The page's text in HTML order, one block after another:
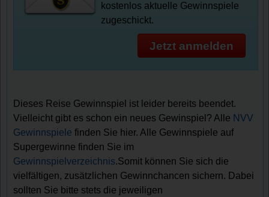
kostenlos aktuelle Gewinnspiele
zugeschickt.
Jetzt anmelden
Dieses Reise Gewinnspiel ist leider bereits beendet.
Vielleicht gibt es schon ein neues Gewinspiel? Alle NVV
Gewinnspiele finden Sie hier. Alle Gewinnspiele auf
Supergewinne finden Sie im
Gewinnspielverzeichnis.Somit können Sie sich die
vielfältigen, zusätzlichen Gewinnchancen sichern. Dabei
sollten Sie bitte stets die jeweiligen